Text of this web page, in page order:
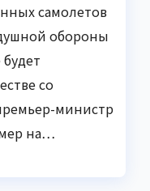
самолетов
обороны
со
министр
на…